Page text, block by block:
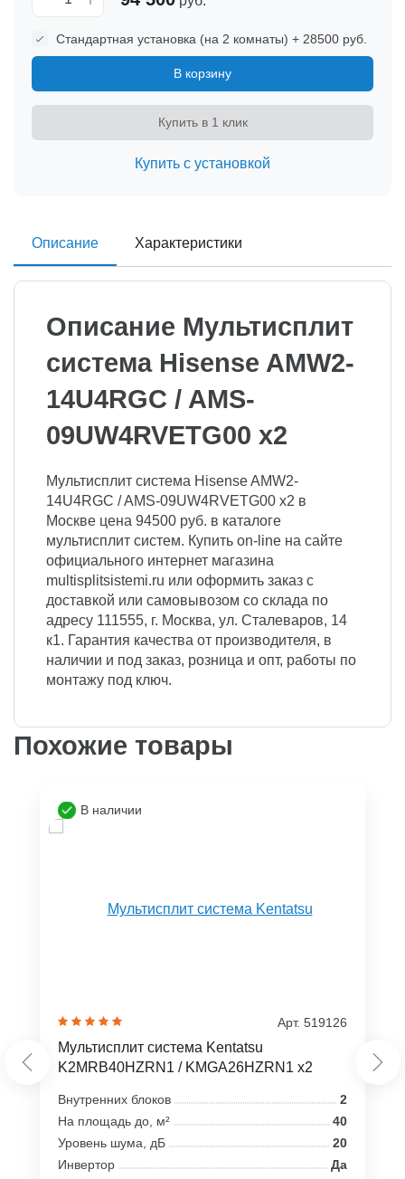
Стандартная установка (на 2 комнаты) + 28500 руб.
В корзину
Купить в 1 клик
Купить с установкой
Описание Характеристики
Описание Мультисплит
система Hisense AMW2-
14U4RGC / AMS-
09UW4RVETG00 x2
Мультисплит система Hisense AMW2-
14U4RGC / AMS-09UW4RVETG00 x2 в
Москве цена 94500 руб. в каталоге
мультисплит систем. Купить on-line на сайте
официального интернет магазина
multisplitsistemi.ru или оформить заказ с
доставкой или самовывозом со склада по
адресу 111555, г. Москва, ул. Сталеваров, 14
к1. Гарантия качества от производителя, в
наличии и под заказ, розница и опт, работы по
монтажу под ключ.
Похожие товары
В наличии
Арт. 519126
Мультисплит система Kentatsu
K2MRB40HZRN1 / KMGA26HZRN1 x2
Внутренних блоков
2
На площадь до, м²
40
Уровень шума, дБ
20
Инвертор
Да